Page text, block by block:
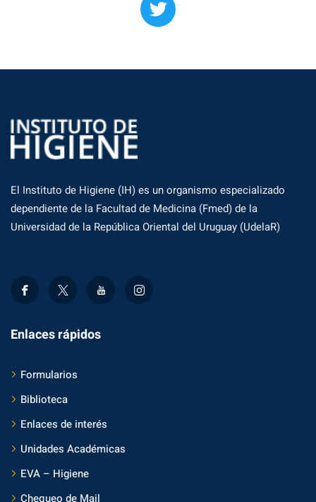
El Instituto de Higiene (IH) es un organismo especializado
dependiente de la Facultad de Medicina (Fmed) de la
Universidad de la República Oriental del Uruguay (UdelaR)
Enlaces rápidos
Formularios
Biblioteca
Enlaces de interés
Unidades Académicas
EVA – Higiene
Chequeo de Mail